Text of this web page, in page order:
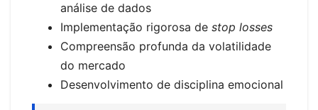
análise de dados
Implementação rigorosa de stop losses
Compreensão profunda da volatilidade
do mercado
Desenvolvimento de disciplina emocional